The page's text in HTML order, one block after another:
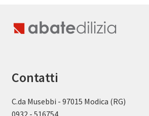
Contatti
C.da Musebbi - 97015 Modica (RG)